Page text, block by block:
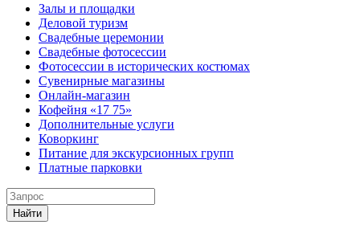
Залы и площадки
Деловой туризм
Свадебные церемонии
Свадебные фотосессии
Фотосессии в исторических костюмах
Сувенирные магазины
Онлайн-магазин
Кофейня «17 75»
Дополнительные услуги
Коворкинг
Питание для экскурсионных групп
Платные парковки
Найти